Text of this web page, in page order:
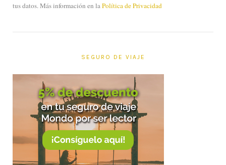
tus datos. Más información en laPolítica de Privacidad
SEGURO DE VIAJE